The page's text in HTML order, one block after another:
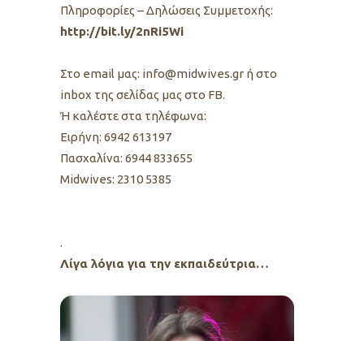
Πληροφορίες – Δηλώσεις Συμμετοχής:
http://bit.ly/2nRi5Wi
Στο email μας: info@midwives.gr ή στο
inbox της σελίδας μας στο FB.
Ή καλέστε στα τηλέφωνα:
Ειρήνη: 6942 613197
Πασχαλίνα: 6944 833655
Midwives: 2310 5385
.
Λίγα λόγια για την εκπαιδεύτρια…